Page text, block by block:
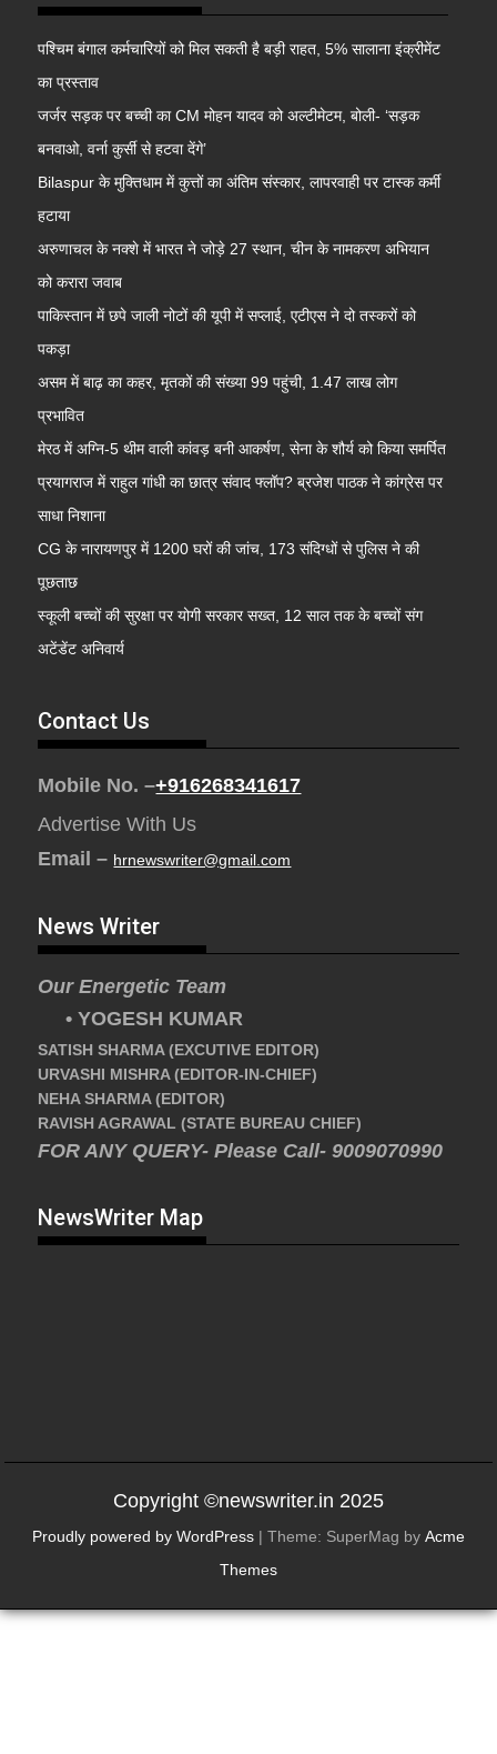
पश्चिम बंगाल कर्मचारियों को मिल सकती है बड़ी राहत, 5% सालाना इंक्रीमेंट
का प्रस्ताव
जर्जर सड़क पर बच्ची का CM मोहन यादव को अल्टीमेटम, बोली- ‘सड़क
बनवाओ, वर्ना कुर्सी से हटवा देंगे’
Bilaspur के मुक्तिधाम में कुत्तों का अंतिम संस्कार, लापरवाही पर टास्क कर्मी
हटाया
अरुणाचल के नक्शे में भारत ने जोड़े 27 स्थान, चीन के नामकरण अभियान
को करारा जवाब
पाकिस्तान में छपे जाली नोटों की यूपी में सप्लाई, एटीएस ने दो तस्करों को
पकड़ा
असम में बाढ़ का कहर, मृतकों की संख्या 99 पहुंची, 1.47 लाख लोग
प्रभावित
मेरठ में अग्नि-5 थीम वाली कांवड़ बनी आकर्षण, सेना के शौर्य को किया समर्पित
प्रयागराज में राहुल गांधी का छात्र संवाद फ्लॉप? ब्रजेश पाठक ने कांग्रेस पर
साधा निशाना
CG के नारायणपुर में 1200 घरों की जांच, 173 संदिग्धों से पुलिस ने की
पूछताछ
स्कूली बच्चों की सुरक्षा पर योगी सरकार सख्त, 12 साल तक के बच्चों संग
अटेंडेंट अनिवार्य
Contact Us
Mobile No. –+916268341617
Advertise With Us
Email – hrnewswriter@gmail.com
News Writer
Our Energetic Team
• YOGESH KUMAR
SATISH SHARMA (EXCUTIVE EDITOR)
URVASHI MISHRA (EDITOR-IN-CHIEF)
NEHA SHARMA (EDITOR)
RAVISH AGRAWAL (STATE BUREAU CHIEF)
FOR ANY QUERY- Please Call- 9009070990
NewsWriter Map
Copyright ©newswriter.in 2025
Proudly powered by WordPress | Theme: SuperMag by Acme
Themes